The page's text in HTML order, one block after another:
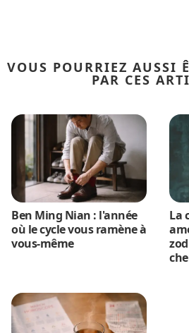
VOUS POURRIEZ AUSSI
PAR CES
Ben Ming Nian : l'année
où le cycle vous ramène à
vous-même
La